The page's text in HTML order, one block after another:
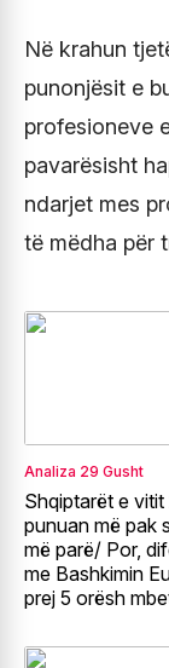
Në krahun
punonjësit e
profesioneve
pavarësisht
ndarjet mes
të mëdha për
Analiza 29 Gusht
Shqiptarët e
punuan më pak
më parë/ Por,
me Bashkimin
prej 5 orësh